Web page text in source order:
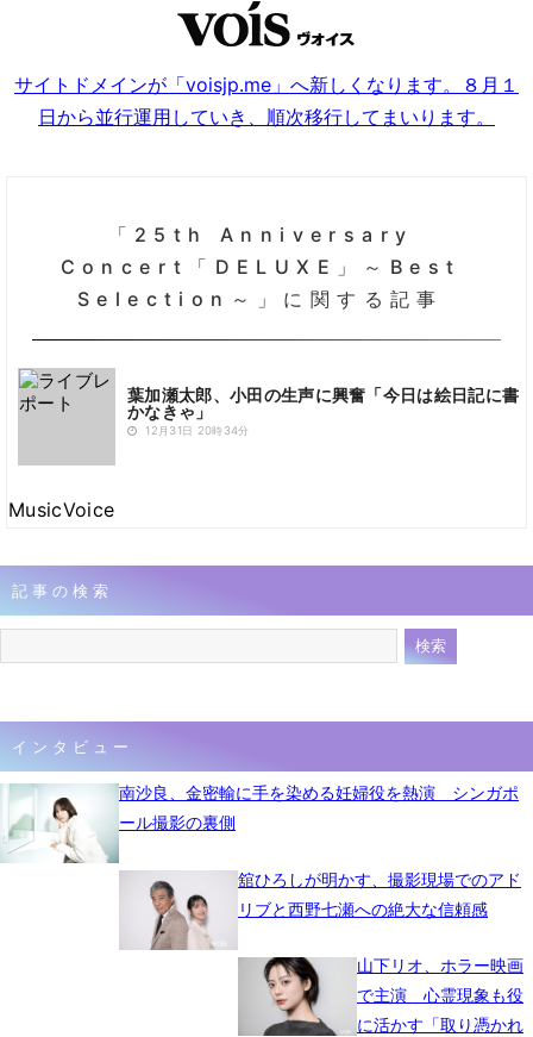
サイトドメインが「voisjp.me」へ新しくなります。８月１
日から並行運用していき、順次移行してまいります。
「25th Anniversary
Concert「DELUXE」～Best
Selection～」に関する記事
葉加瀬太郎、小田の生声に興奮「今日は絵日記に書
かなきゃ」
12月31日 20時34分
MusicVoice
記事の検索
インタビュー
南沙良、金密輸に手を染める妊婦役を熱演 シンガポ
ール撮影の裏側
舘ひろしが明かす、撮影現場でのアド
リブと西野七瀬への絶大な信頼感
山下リオ、ホラー映画
で主演 心霊現象も役
に活かす「取り憑かれ